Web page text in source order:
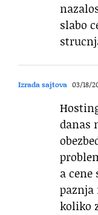
slabo
Izrada sajtova 03/18/
danas
a
paznja
koliko